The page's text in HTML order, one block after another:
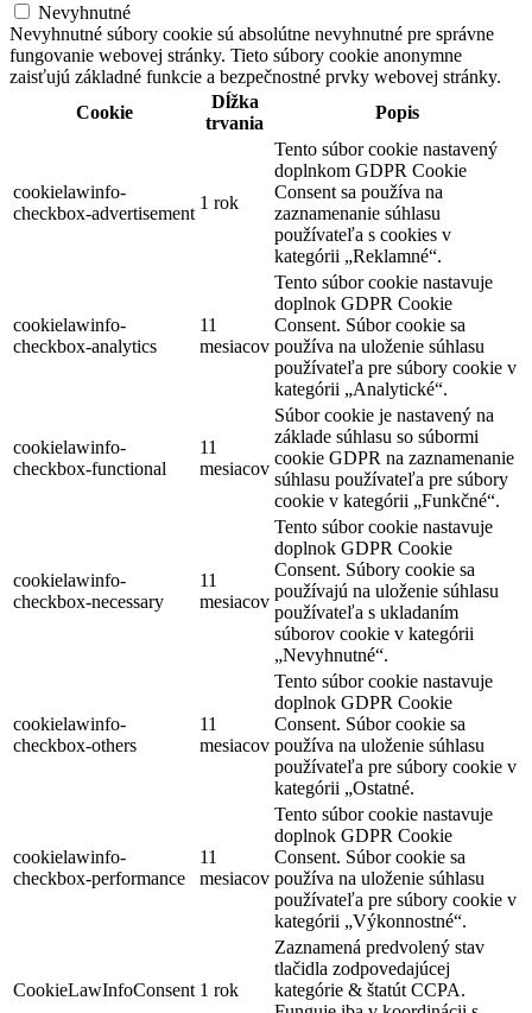
Nevyhnutné
Nevyhnutné súbory cookie sú absolútne nevyhnutné pre správne
fungovanie webovej stránky. Tieto súbory cookie anonymne
zaisťujú základné funkcie a bezpečnostné prvky webovej stránky.
Cookie
Dĺžka
trvania
Popis
cookielawinfo-
checkbox-advertisement
1 rok
Tento súbor cookie nastavený
doplnkom GDPR Cookie
Consent sa používa na
zaznamenanie súhlasu
používateľa s cookies v
kategórii „Reklamné“.
cookielawinfo-
checkbox-analytics
11
mesiacov
Tento súbor cookie nastavuje
doplnok GDPR Cookie
Consent. Súbor cookie sa
používa na uloženie súhlasu
používateľa pre súbory cookie v
kategórii „Analytické“.
cookielawinfo-
checkbox-functional
11
mesiacov
Súbor cookie je nastavený na
základe súhlasu so súbormi
cookie GDPR na zaznamenanie
súhlasu používateľa pre súbory
cookie v kategórii „Funkčné“.
cookielawinfo-
checkbox-necessary
11
mesiacov
Tento súbor cookie nastavuje
doplnok GDPR Cookie
Consent. Súbory cookie sa
používajú na uloženie súhlasu
používateľa s ukladaním
súborov cookie v kategórii
„Nevyhnutné“.
cookielawinfo-
checkbox-others
11
mesiacov
Tento súbor cookie nastavuje
doplnok GDPR Cookie
Consent. Súbor cookie sa
používa na uloženie súhlasu
používateľa pre súbory cookie v
kategórii „Ostatné.
cookielawinfo-
checkbox-performance
11
mesiacov
Tento súbor cookie nastavuje
doplnok GDPR Cookie
Consent. Súbor cookie sa
používa na uloženie súhlasu
používateľa pre súbory cookie v
kategórii „Výkonnostné“.
CookieLawInfoConsent 1 rok
Zaznamená predvolený stav
tlačidla zodpovedajúcej
kategórie & štatút CCPA.